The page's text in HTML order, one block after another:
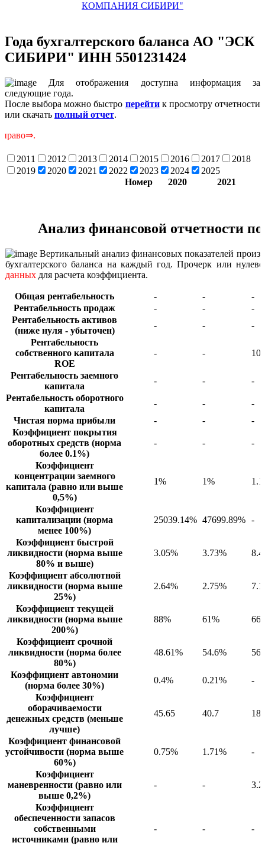
КОМПАНИЯ СИБИРИ"
Года бухгалтерского баланса АО "ЭСК
СИБИРИ" ИНН 5501231424
Для отображения доступна информация за
следующие года.
После выбора можно быстро перейтик просмотру отчетности
или скачать полный отчет.
2011 2012 2013 2014 2015 2016 2017
2018
2019
2020 2021 2022 2023 2024
2025
Номер
2020 2021
Анализ финансовой отчетности
Вертикальный анализ финансовых показателей
бухгалтерского баланса на каждый год. Прочерк или
данных для расчета коэффициента.
Общая рентабельность - -
-
Рентабельность продаж
- -
-
Рентабельность активов
(ниже нуля - убыточен)
- -
-
Рентабельность
собственного капитала
ROE
- -
Рентабельность заемного
капитала
- -
-
Рентабельность оборотного
капитала
- -
-
Чистая норма прибыли
- -
-
Коэффициент покрытия
оборотных средств (норма
более 0.1%)
- - -
Коэффициент
концентрации заемного
капитала (равно или выше
0,5%)
1% 1%
Коэффициент
капитализации (норма
менее 100%)
25039.14% 47699.89% -
Коэффициент быстрой
ликвидности (норма выше
80% и выше)
3.05% 3.73%
Коэффициент абсолютной
ликвидности (норма выше
25%)
2.64% 2.75%
Коэффициент текущей
ликвидности (норма выше
200%)
88% 61%
Коэффициент срочной
ликвидности (норма более
80%)
48.61% 54.6%
Коэффициент автономии
(норма более 30%)
0.4% 0.21%
-
Коэффициент
оборачиваемости
денежных средств (меньше
лучше)
45.65 40.7
Коэффициент финансовой
устойчивости (норма выше
60%)
0.75% 1.71% -
Коэффициент
маневренности (равно или
выше 0,2%)
- -
Коэффициент
обеспеченности запасов
собственными
источниками (равно или
- - -